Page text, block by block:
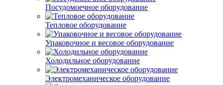
Посудомоечное оборудование
Тепловое оборудование
Упаковочное и весовое оборудование
Холодильное оборудование
Электромеханическое оборудование